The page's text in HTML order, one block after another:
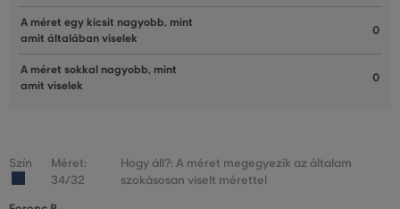
A méret egy kicsit nagyobb, mint
amit általában viselek
0
A méret sokkal nagyobb, mint
amit viselek
0
Szín
Méret:
34/32
Hogy áll?: A méret megegyezik az általam
szokásosan viselt mérettel